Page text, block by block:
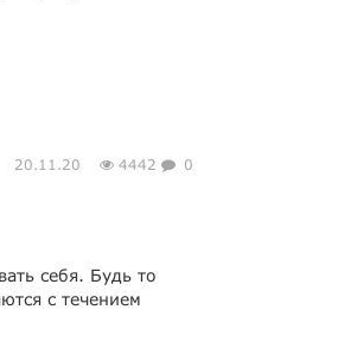
20.11.20 4442 0
себя. Будь то
с течением